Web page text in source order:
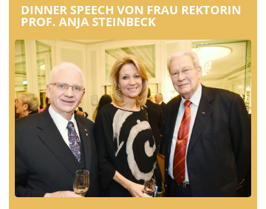
DINNER SPEECH VON FRAU REKTORIN
PROF. ANJA STEINBECK